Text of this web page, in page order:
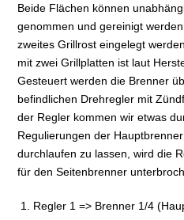
Beide Flächen können
genommen und gereinigt
zweites Grillrost eingelegt
mit zwei Grillplatten ist laut
Gesteuert werden die Brenner
befindlichen Drehregler mit
der Regler kommen wir etwas
Regulierungen der
durchlaufen zu lassen, wird die
für den Seitenbrenner
Regler 1 => Brenner 1/4